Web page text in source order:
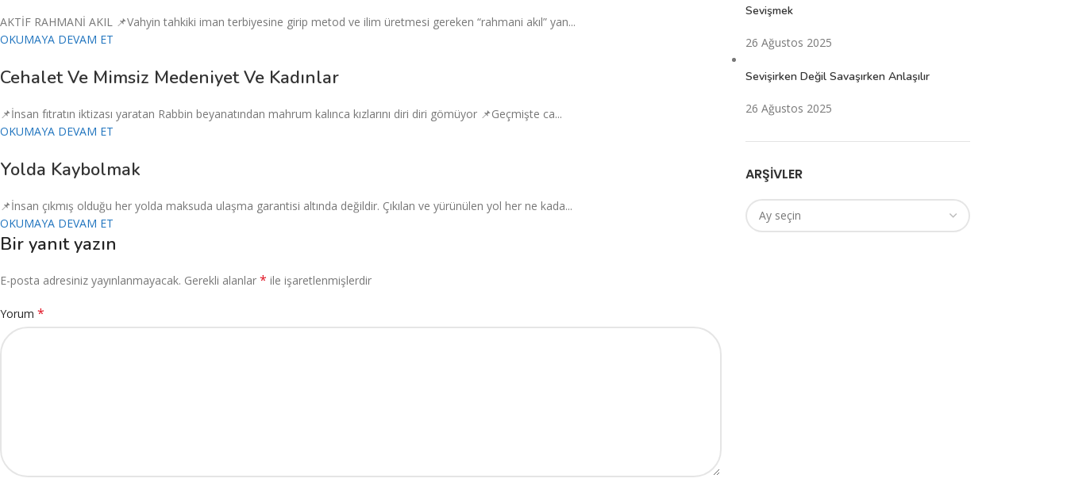
AKTİF RAHMANİ AKIL 📌Vahyin tahkiki iman terbiyesine girip metod ve ilim üretmesi gereken “rahmani akıl” yan...
OKUMAYA DEVAM ET
Cehalet Ve Mimsiz Medeniyet Ve Kadınlar
📌İnsan fıtratın iktizası yaratan Rabbin beyanatından mahrum kalınca kızlarını diri diri gömüyor 📌Geçmişte ca...
OKUMAYA DEVAM ET
Yolda Kaybolmak
📌İnsan çıkmış olduğu her yolda maksuda ulaşma garantisi altında değildir. Çıkılan ve yürünülen yol her ne kada...
OKUMAYA DEVAM ET
Bir yanıt yazın
E-posta adresiniz yayınlanmayacak. Gerekli alanlar * ile işaretlenmişlerdir
Yorum *
Sevişmek
26 Ağustos 2025
Sevişirken Değil Savaşırken Anlaşılır
26 Ağustos 2025
ARŞIVLER